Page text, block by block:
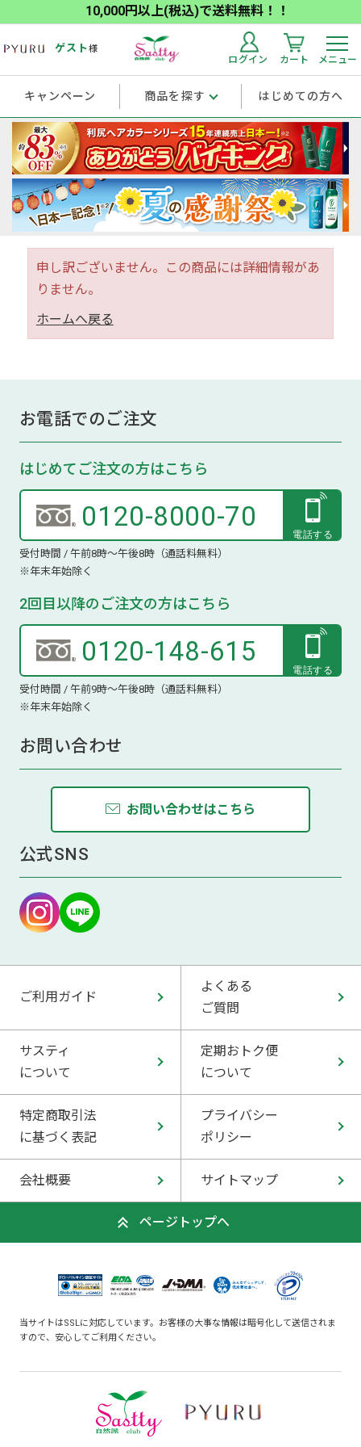
10,000円以上(税込)で送料無料！！
ゲスト様
ログイン カート メニュー
キャンペーン 商品を探す はじめての方へ
申し訳ございません。この商品には詳細情報があ
りません。
ホームへ戻る
お電話でのご注文
はじめてご注文の方はこちら
0120-8000-70
受付時間 / 午前8時～午後8時（通話料無料）
※年末年始除く
2回目以降のご注文の方はこちら
0120-148-615
受付時間 / 午前9時～午後8時（通話料無料）
※年末年始除く
お問い合わせ
お問い合わせはこちら
公式SNS
ご利用ガイド
よくある
ご質問
サスティ
について
定期おトク便
について
特定商取引法
に基づく表記
プライバシー
ポリシー
会社概要 サイトマップ
ページトップへ
当サイトはSSLに対応しています。お客様の大事な情報は暗号化して送信されま
すので、安心してご利用ください。